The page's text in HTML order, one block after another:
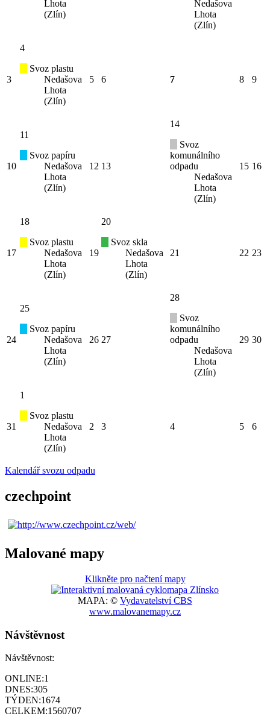
Lhota
(Zlín)
Nedašova
Lhota
(Zlín)
3
4
Svoz plastu
Nedašova
Lhota
(Zlín)
5 6 7 8 9
10
11
Svoz papíru
Nedašova
Lhota
(Zlín)
12 13
14
Svoz
komunálního
odpadu
Nedašova
Lhota
(Zlín)
15 16
17
18
Svoz plastu
Nedašova
Lhota
(Zlín)
19
20
Svoz skla
Nedašova
Lhota
(Zlín)
21 22 23
24
25
Svoz papíru
Nedašova
Lhota
(Zlín)
26 27
28
Svoz
komunálního
odpadu
Nedašova
Lhota
(Zlín)
29 30
31
1
Svoz plastu
Nedašova
Lhota
(Zlín)
2 3 4 5 6
Kalendář svozu odpadu
czechpoint
Malované mapy
Klikněte pro načtení mapy
MAPA: © Vydavatelství CBS
www.malovanemapy.cz
Návštěvnost
Návštěvnost:
ONLINE:1
DNES:305
TÝDEN:1674
CELKEM:1560707